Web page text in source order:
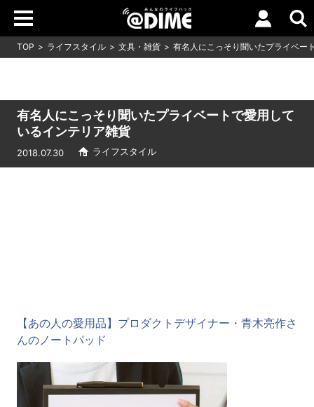
TOP ライフスタイル 文具・雑貨 有名人にこっそり聞いたプライベー
有名人にこっそり聞いたプライベートで愛用して
いるインテリア雑貨
2018.07.30 ライフスタイル
【あの人の愛用品】プロダクトデザイナー・青木亮作さ
んのノートパッド